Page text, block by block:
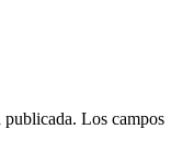
publicada. Los campos